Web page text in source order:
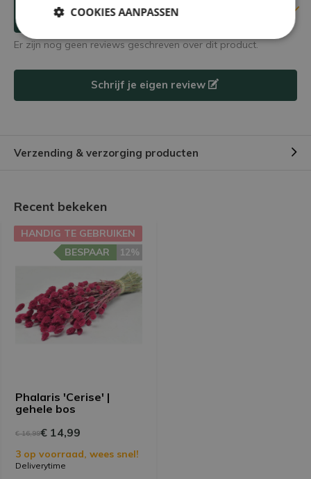
Verstuur mailtje Reviews
Er zijn nog geen reviews geschreven over dit product.
Schrijf je eigen review
Verzending & verzorging producten
Recent bekeken
Phalaris 'Cerise' |
gehele bos
HANDIG TE GEBRUIKEN
12%
BESPAAR
€ 16,99€ 14,99
3 op voorraad, wees snel!
Deliverytime
COOKIES AANPASSEN